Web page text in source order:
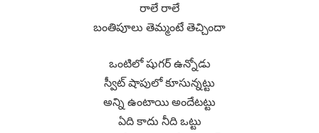
రాలే రాలే
బంతిపూలు తెమ్మంటే తెచ్చిందా
ఒంటిలో షుగర్ ఉన్నోడు
స్వీట్ షాపులో కూసున్నట్టు
అన్ని ఉంటాయి అందేటట్టు
ఏది కాదు నీది ఒట్టు